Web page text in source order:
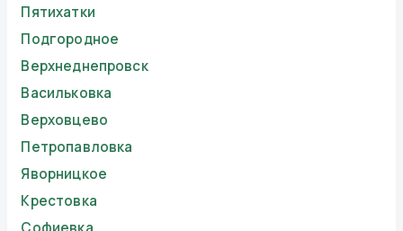
Пятихатки
Подгородное
Верхнеднепровск
Васильковка
Верховцево
Петропавловка
Яворницкое
Крестовка